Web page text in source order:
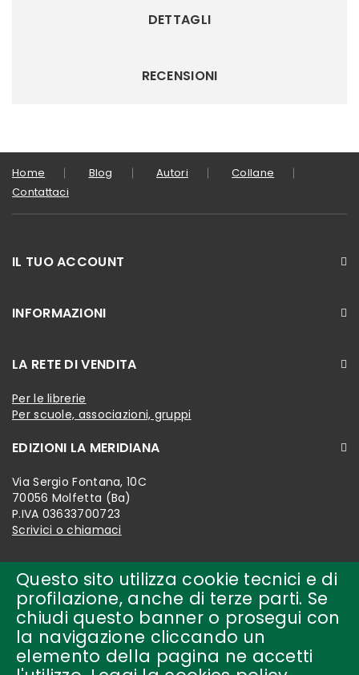
Questo sito utilizza cookie tecnici e di
profilazione, anche di terze parti. Se
chiudi questo banner o prosegui con
la navigazione cliccando un
elemento della pagina ne accetti
DETTAGLI
RECENSIONI
Home Blog Autori
Collane
Contattaci
IL TUO ACCOUNT
INFORMAZIONI
LA RETE DI VENDITA
Per le librerie
Per scuole, associazioni, gruppi
EDIZIONI LA MERIDIANA
Via Sergio Fontana, 10C
70056 Molfetta (Ba)
P.IVA 03633700723
Scrivici o chiamaci